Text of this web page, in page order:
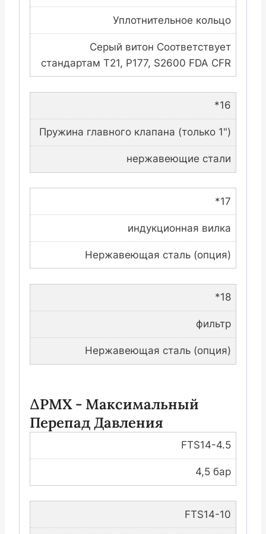
Уплотнительное кольцо
Серый витон Соответствует
стандартам T21, P177, S2600 FDA CFR
*16
Пружина главного клапана (только 1")
нержавеющие стали
*17
индукционная вилка
Нержавеющая сталь (опция)
*18
фильтр
Нержавеющая сталь (опция)
∆PMX - Максимальный
Перепад Давления
FTS14-4.5
4,5 бар
FTS14-10